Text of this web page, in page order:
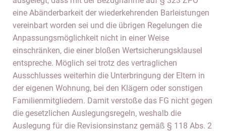
eine Abänderbarkeit der wiederkehrenden Barleistungen
vereinbart worden sei und die übrigen Regelungen die
Anpassungsmöglichkeit nicht in einer Weise
einschränken, die einer bloßen Wertsicherungsklausel
entspreche. Möglich sei trotz des vertraglichen
Ausschlusses weiterhin die Unterbringung der Eltern in
der eigenen Wohnung, bei den Klägern oder sonstigen
Familienmitgliedern. Damit verstoße das FG nicht gegen
die gesetzlichen Auslegungsregeln, weshalb die
Auslegung für die Revisionsinstanz gemäß § 118 Abs. 2